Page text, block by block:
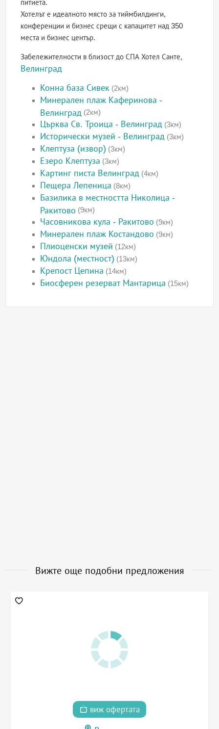
питиета.
Хотелът е идеалното място за тиймбилдинги,
конференции и бизнес срещи с капацитет над 350
места и бизнес център.
Забележителности в близост до СПА Хотел Санте,
Велинград
Конна база Сивек (2км)
Минерален плаж Каферинова -
Велинград (2км)
Църква Св. Троица - Велинград (3км)
Исторически музей - Велинград (3км)
Клептуза (извор) (3км)
Езеро Клептуза (3км)
Картинг писта Велинград (4км)
Пещера Лепеница (8км)
Базилика в местността Николица -
Ракитово (9км)
Часовникова кула - Ракитово (9км)
Минерален плаж Костандово (9км)
Плиоценски музей (12км)
Юндола (местност) (13км)
Крепост Цепина (14км)
Биосферен резерват Мантарица (15км)
Вижте още подобни предложения
виж офертата